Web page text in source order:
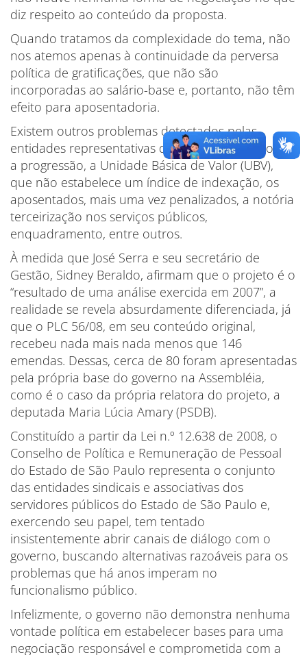
diz respeito ao conteúdo da proposta.
Quando tratamos da complexidade do tema, não
nos atemos apenas à continuidade da perversa
política de gratificações, que não são
incorporadas ao salário-base e, portanto, não têm
efeito para aposentadoria.
Existem outros problemas detectados pelas
entidades representativas do funcionalismo como
a progressão, a Unidade Básica de Valor (UBV),
que não estabelece um índice de indexação, os
aposentados, mais uma vez penalizados, a notória
terceirização nos serviços públicos,
enquadramento, entre outros.
À medida que José Serra e seu secretário de
Gestão, Sidney Beraldo, afirmam que o projeto é o
“resultado de uma análise exercida em 2007”, a
realidade se revela absurdamente diferenciada, já
que o PLC 56/08, em seu conteúdo original,
recebeu nada mais nada menos que 146
emendas. Dessas, cerca de 80 foram apresentadas
pela própria base do governo na Assembléia,
como é o caso da própria relatora do projeto, a
deputada Maria Lúcia Amary (PSDB).
Constituído a partir da Lei n.º 12.638 de 2008, o
Conselho de Política e Remuneração de Pessoal
do Estado de São Paulo representa o conjunto
das entidades sindicais e associativas dos
servidores públicos do Estado de São Paulo e,
exercendo seu papel, tem tentado
insistentemente abrir canais de diálogo com o
governo, buscando alternativas razoáveis para os
problemas que há anos imperam no
funcionalismo público.
Infelizmente, o governo não demonstra nenhuma
vontade política em estabelecer bases para uma
negociação responsável e comprometida com a